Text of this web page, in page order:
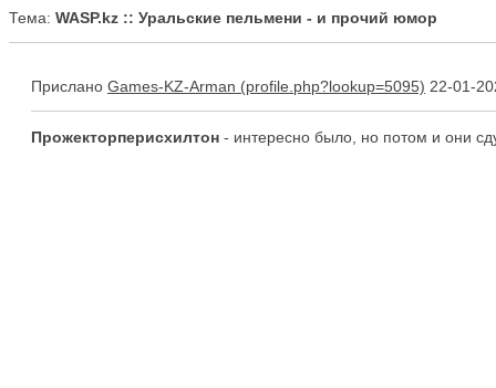
Тема: WASP.kz :: Уральские пельмени - и прочий юмор
Прислано Games-KZ-Arman 22-01-
Прожекторперисхилтон - интересно было, но потом и они